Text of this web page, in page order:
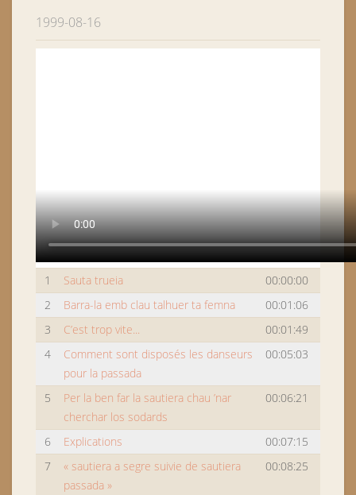
1999-08-16
1 Sauta trueia
00:00:00
2
Barra-la emb clau talhuer ta femna
00:01:06
3
C’est trop vite...
00:01:49
4
Comment sont disposés les danseurs
pour la passada
00:05:03
5
Per la ben far la sautiera chau ’nar
cherchar los sodards
00:06:21
6 Explications
00:07:15
7
« sautiera a segre suivie de sautiera
passada »
00:08:25